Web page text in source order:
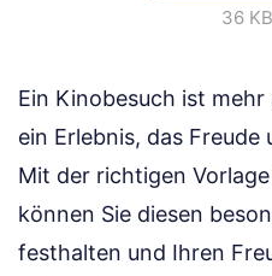
36 KB
Ein Kinobesuch ist mehr
ein Erlebnis, das
Mit der richtigen
können Sie diesen
festhalten und Ihren